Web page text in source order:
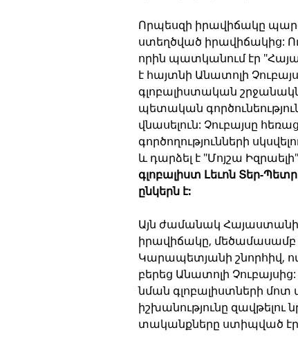
Որպեսզի իրավիճակը
ստեղծված իրավիճակից:
որին պատկանում էր
է հայտնի Անատոլի
գլոբալիստական
պետական
վնասելուն: Չուբայսը
գործողությունների
և դարձել է "Մոյշա
գլոբալիստ Լեւոն Տեր-
ընկերն է:
Այն ժամանակ Հայաստանի
իրավիճակը,
Կարապետյանի շնորհիվ,
բերեց Անատոլի
նման գլոբալիստների մոտ
իշխանությունը
տականքները ստիպված էր